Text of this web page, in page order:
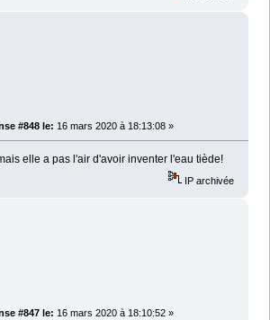
#848 le: 16 mars 2020 à 18:13:08 »
elle a pas l'air d'avoir inventer l'eau tiède!
IP archivée
#847 le: 16 mars 2020 à 18:10:52 »